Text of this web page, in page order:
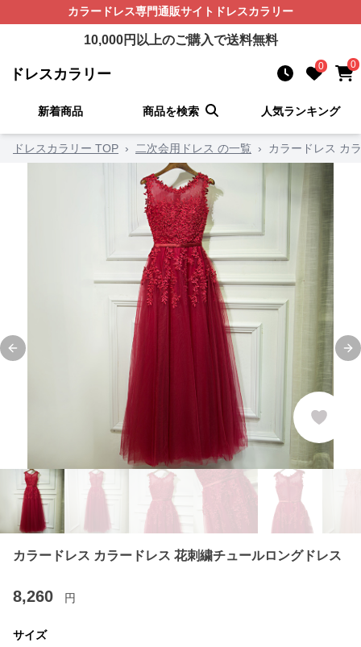
カラードレス専門通販サイト ドレスカラリー
10,000円以上のご購入で送料無料
ドレスカラリー 0 0
新着商品 商品を検索 人気ランキング
ドレスカラリー TOP › 二次会用ドレス の一覧 › カラードレス カ
Previous slide
カラードレス カラードレス 花刺繍チュールロングドレス
8,260 円
サイズ